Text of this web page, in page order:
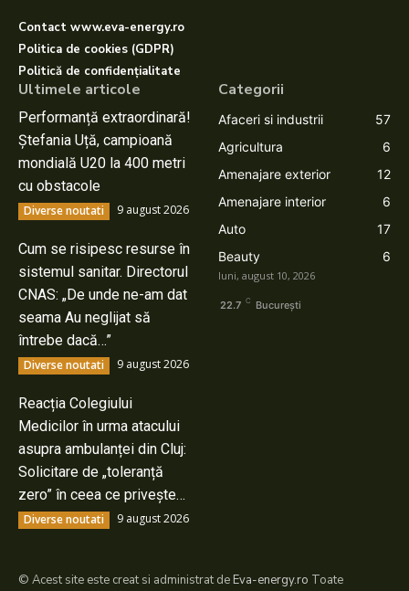
Contact www.eva-energy.ro
Politica de cookies (GDPR)
Politică de confidențialitate
Ultimele articole
Performanță extraordinară!
Ștefania Uță, campioană
mondială U20 la 400 metri
cu obstacole
Diverse noutati 9 august 2026
Cum se risipesc resurse în
sistemul sanitar. Directorul
CNAS: „De unde ne-am dat
seama Au neglijat să
întrebe dacă…”
Diverse noutati 9 august 2026
Reacția Colegiului
Medicilor în urma atacului
asupra ambulanței din Cluj:
Solicitare de „toleranță
zero” în ceea ce privește…
Diverse noutati 9 august 2026
Categorii
Afaceri si industrii
57
Agricultura
6
Amenajare exterior
12
Amenajare interior
6
Auto
17
Beauty
6
luni, august 10, 2026
22.7 C București
© Acest site este creat si administrat deEva-energy.ro Toate